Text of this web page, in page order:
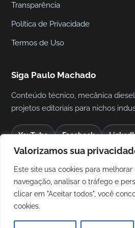
Valorizamos sua
Este site usa cookies para
navegação, analisar o tráfego e
clicar em "Aceitar todos", você
cookies.
Transparência
Política de Privacidade
Termos de Uso
Siga Paulo Machado
Conteúdo técnico, mecânica
projetos editoriais para nichos
YouTube Facebook
© 2026 Pneumática Industrial.